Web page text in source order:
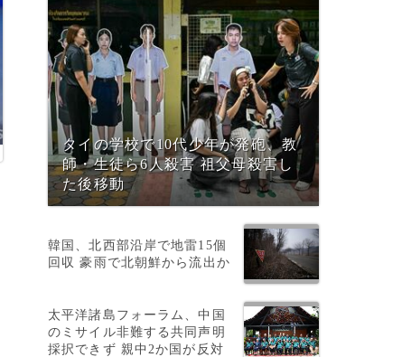
タイの学校で10代少年が発砲、教
師・生徒ら6人殺害 祖父母殺害し
た後移動
韓国、北西部沿岸で地雷15個
回収 豪雨で北朝鮮から流出か
太平洋諸島フォーラム、中国
のミサイル非難する共同声明
採択できず 親中2か国が反対